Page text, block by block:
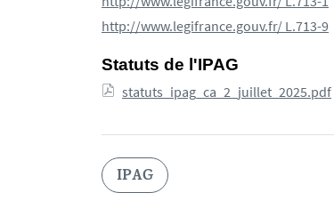
http://www.legifrance.gouv.fr/ L.713-9
Statuts de l'IPAG
Document
statuts_ipag_ca_2_juillet_2025.pdf
IPAG